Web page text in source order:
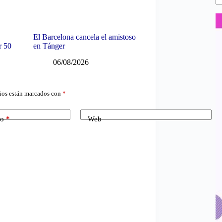
50
El Barcelona cancela el amistoso
en Tánger
06/08/2026
están marcados con *
* Web